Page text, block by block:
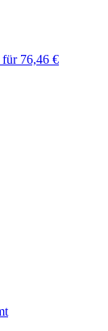
76,46 €